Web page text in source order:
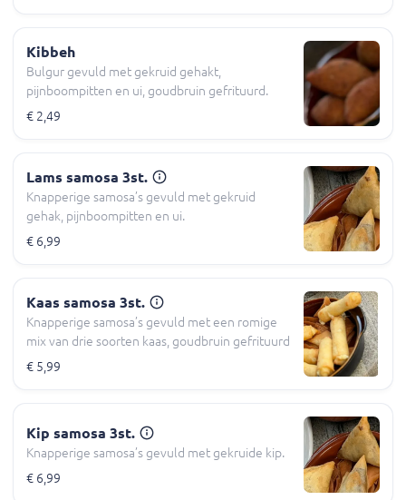
Kibbeh
Bulgur gevuld met gekruid gehakt,
pijnboompitten en ui, goudbruin gefrituurd.
€ 2,49
Lams samosa 3st.
Knapperige samosa’s gevuld met gekruid
gehak, pijnboompitten en ui.
€ 6,99
Kaas samosa 3st.
Knapperige samosa’s gevuld met een romige
mix van drie soorten kaas, goudbruin gefrituurd
€ 5,99
Kip samosa 3st.
Knapperige samosa’s gevuld met gekruide kip.
€ 6,99